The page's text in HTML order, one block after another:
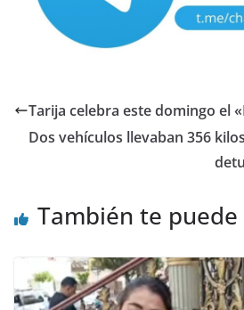
Tarija celebra este domingo el
Dos vehículos llevaban 356
También te